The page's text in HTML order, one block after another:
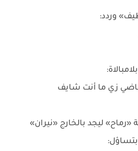
وردد:
فاضي زي ما أنت شايف
ليجد بالخارج «نيران»
بتساؤل: